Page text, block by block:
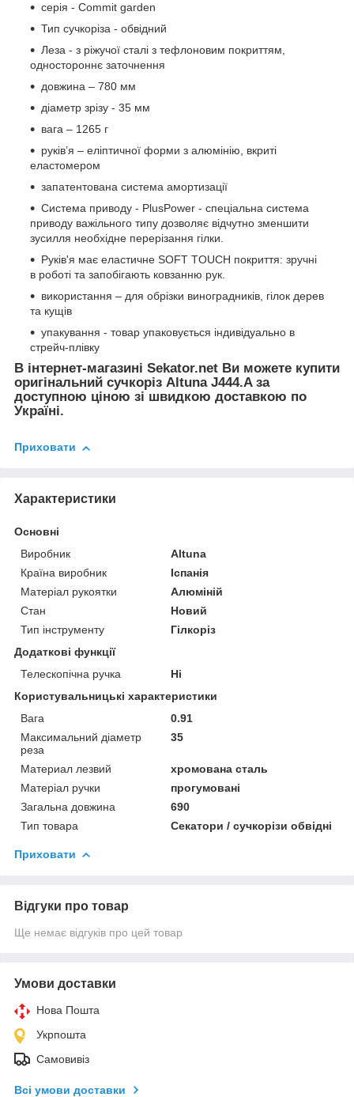
серія - Commit garden
Тип сучкоріза - обвідний
Леза - з ріжучої сталі з тефлоновим покриттям,
одностороннє заточнення
довжина – 780 мм
діаметр зрізу - 35 мм
вага – 1265 г
руків’я – еліптичної форми з алюмінію, вкриті
еластомером
запатентована система амортизації
Система приводу - PlusPower - спеціальна система
приводу важільного типу дозволяє відчутно зменшити
зусилля необхідне перерізання гілки.
Руків'я має еластичне SOFT TOUCH покриття: зручні
в роботі та запобігають ковзанню рук.
використання – для обрізки виноградників, гілок дерев
та кущів
упакування - товар упаковується індивідуально в
стрейч-плівку
В інтернет-магазині Sekator.net Ви можете купити
оригінальний сучкоріз Altuna J444.A за
доступною ціною зі швидкою доставкою по
Україні.
Приховати
Характеристики
Основні
Виробник
Altuna
Країна виробник
Іспанія
Матеріал рукоятки
Алюміній
Стан
Новий
Тип інструменту
Гілкоріз
Додаткові функції
Телескопічна ручка
Ні
Користувальницькі характеристики
Вага
0.91
Максимальний діаметр
реза
35
Материал лезвий
хромована сталь
Матеріал ручки
прогумовані
Загальна довжина
690
Тип товара
Секатори / сучкорізи обвідні
Приховати
Відгуки про товар
Ще немає відгуків про цей товар
Умови доставки
Нова Пошта
Укрпошта
Самовивіз
Всі умови доставки